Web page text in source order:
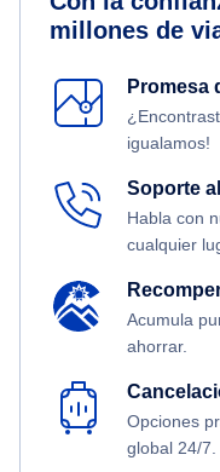
millones de
Promesa
igualamos!
Soporte
Habla con
cualquier
Acumula
ahorrar.
Opciones
global 24/7.